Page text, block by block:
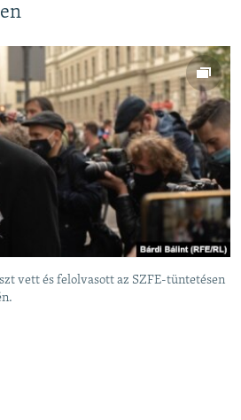
vett és felolvasott az SZFE-tüntetésen